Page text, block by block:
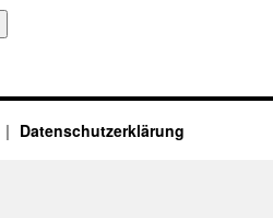
Datenschutzerklärung